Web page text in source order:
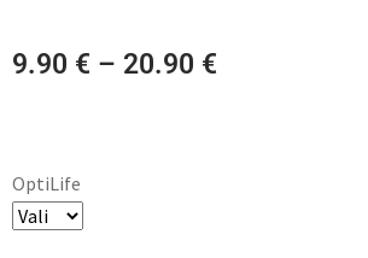
9.90 € – 20.90 €
OptiLife